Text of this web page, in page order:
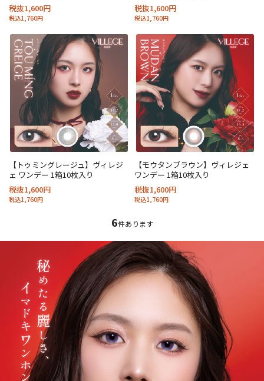
税抜1,600円
税込1,760円
税抜1,600円
税込1,760円
【トゥミングレージュ】ヴィレジ
ェ ワンデー 1箱10枚入り
税抜1,600円
税込1,760円
【モウタンブラウン】ヴィレジェ
ワンデー 1箱10枚入り
税抜1,600円
税込1,760円
6件あります